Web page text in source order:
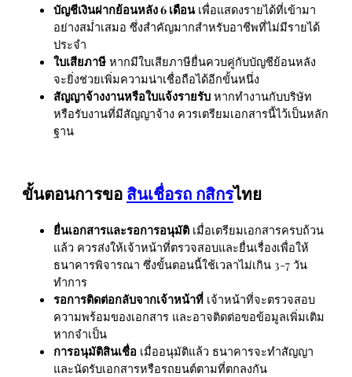
บัญชีเงินฝากย้อนหลัง 6 เดือนเพื่อแสดงรายได้ที่เข้ามา
อย่างสม่ำเสมอ ซึ่งสำคัญมากสำหรับอาชีพที่ไม่มีรายได้
ประจำ
ใบเสียภาษี หากมีใบเสียภาษียื่นควบคู่กับบัญชีย้อนหลัง
จะยิ่งช่วยเพิ่มความน่าเชื่อถือได้อีกขั้นหนึ่ง
สัญญาจ้างงานหรือใบแจ้งรายรับ หากทำงานกับบริษัท
หรือรับงานที่มีสัญญาจ้าง ควรเตรียมเอกสารนี้ไว้เป็นหลัก
ฐาน
ขั้นตอนการขอ สินเชื่อรถ กสิกรไทย
ยื่นเอกสารและรอการอนุมัติ เมื่อเตรียมเอกสารครบถ้วน
แล้ว ควรส่งให้เจ้าหน้าที่ตรวจสอบและยื่นเรื่องเพื่อให้
ธนาคารพิจารณา ซึ่งขั้นตอนนี้ใช้เวลาไม่เกิน 3-7 วัน
ทำการ
รอการติดต่อกลับจากเจ้าหน้าที่ เจ้าหน้าที่จะตรวจสอบ
ความพร้อมของเอกสาร และอาจติดต่อขอข้อมูลเพิ่มเติม
หากจำเป็น
การอนุมัติสินเชื่อ เมื่ออนุมัติแล้ว ธนาคารจะทำสัญญา
และนัดรับเอกสารหรือรถยนต์ตามที่ตกลงกัน